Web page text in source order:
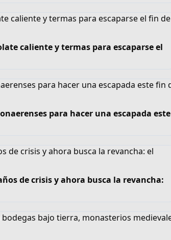
caliente y termas para escaparse el
para hacer una escapada este
de crisis y ahora busca la revancha: